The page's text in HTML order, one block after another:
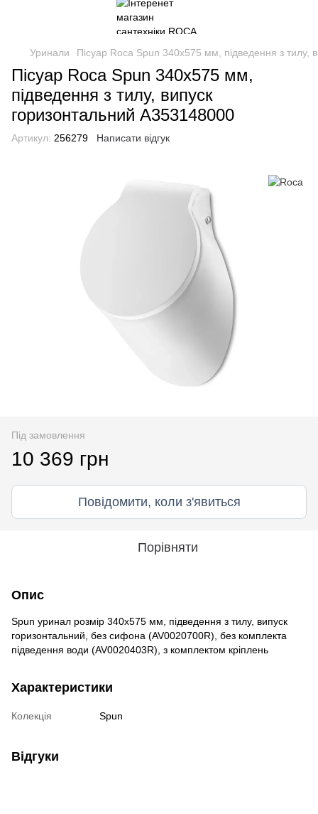
Уринали Пісуар Roca Spun 340х575 мм, підведення з тилу,
Пісуар Roca Spun 340х575 мм,
підведення з тилу, випуск
горизонтальний A353148000
Артикул: 256279 Написати відгук
Під замовлення
10 369 грн
Повідомити, коли з'явиться
Порівняти
Опис
Spun уринал розмір 340х575 мм, підведення з тилу, випуск
горизонтальний, без сифона (AV0020700R), без комплекта
підведення води (AV0020403R), з комплектом кріплень
Характеристики
Колекція Spun
Відгуки